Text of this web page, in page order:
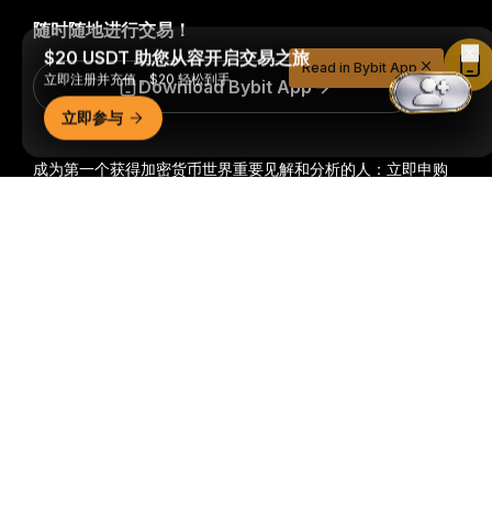
成为第一个获得加密货币世界重要见解和分析的人：立即申购
随时随地进行交易！
Download Bybit App
$20 USDT 助您从容开启交易之旅
立即注册并充值，$20 轻松到手
立即参与
Read in Bybit App